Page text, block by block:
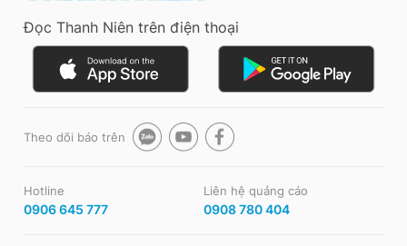
Đọc Thanh Niên trên điện thoại
Theo dõi báo trên
Hotline
0906 645 777
Liên hệ quảng cáo
0908 780 404